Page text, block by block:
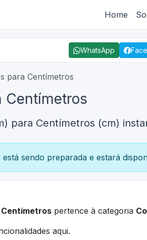
Home
WhatsApp
para Centímetros
Centímetros
para Centímetros (cm)
sendo preparada e estará
pertence à categoria
aqui.